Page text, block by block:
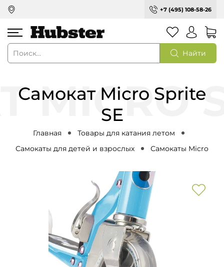
+7 (495) 108-58-26
Найти
Самокат Micro Sprite
SE
Главная
Товары для катания летом
Самокаты для детей и взрослых
Самокаты Micro